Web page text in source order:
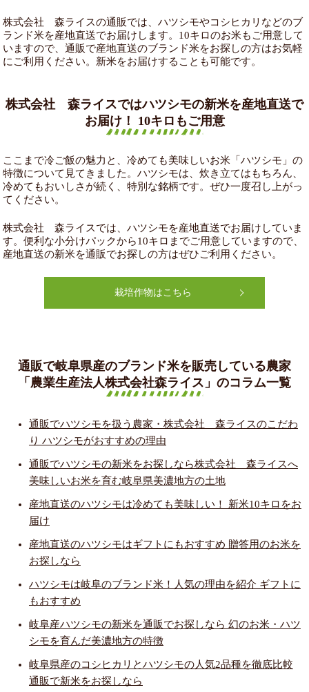
株式会社 森ライスの通販では、ハツシモやコシヒカリなどのブ
ランド米を産地直送でお届けします。10キロのお米もご用意して
いますので、通販で産地直送のブランド米をお探しの方はお気軽
にご利用ください。新米をお届けすることも可能です。
株式会社 森ライスではハツシモの新米を産地直送で
お届け！ 10キロもご用意
ここまで冷ご飯の魅力と、冷めても美味しいお米「ハツシモ」の
特徴について見てきました。ハツシモは、炊き立てはもちろん、
冷めてもおいしさが続く、特別な銘柄です。ぜひ一度召し上がっ
てください。
株式会社 森ライスでは、ハツシモを産地直送でお届けしていま
す。便利な小分けパックから10キロまでご用意していますので、
産地直送の新米を通販でお探しの方はぜひご利用ください。
栽培作物はこちら
通販で岐阜県産のブランド米を販売している農家
「農業生産法人株式会社森ライス」のコラム一覧
通販でハツシモを扱う農家・株式会社 森ライスのこだわ
り ハツシモがおすすめの理由
通販でハツシモの新米をお探しなら株式会社 森ライスへ
美味しいお米を育む岐阜県美濃地方の土地
産地直送のハツシモは冷めても美味しい！ 新米10キロをお
届け
産地直送のハツシモはギフトにもおすすめ 贈答用のお米を
お探しなら
ハツシモは岐阜のブランド米！人気の理由を紹介 ギフトに
もおすすめ
岐阜産ハツシモの新米を通販でお探しなら 幻のお米・ハツ
シモを育んだ美濃地方の特徴
岐阜県産のコシヒカリとハツシモの人気2品種を徹底比較
通販で新米をお探しなら